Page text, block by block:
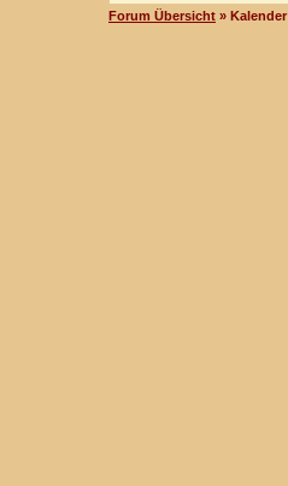
Forum Übersicht » Kalender